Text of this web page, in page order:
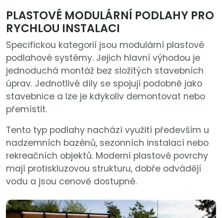
PLASTOVÉ MODULÁRNÍ PODLAHY PRO
RYCHLOU INSTALACI
Specifickou kategorií jsou modulární plastové
podlahové systémy. Jejich hlavní výhodou je
jednoduchá montáž bez složitých stavebních
úprav. Jednotlivé díly se spojují podobně jako
stavebnice a lze je kdykoliv demontovat nebo
přemístit.
Tento typ podlahy nachází využití především u
nadzemních bazénů, sezonních instalací nebo
rekreačních objektů. Moderní plastové povrchy
mají protiskluzovou strukturu, dobře odvádějí
vodu a jsou cenově dostupné.